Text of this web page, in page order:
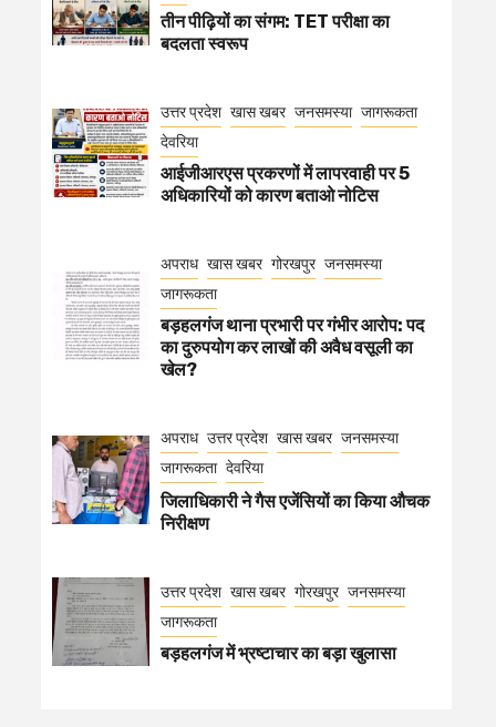
तीन पीढ़ियों का संगम: TET परीक्षा का
बदलता स्वरूप
उत्तर प्रदेश खास खबर जनसमस्या जागरूकता
देवरिया
आईजीआरएस प्रकरणों में लापरवाही पर 5
अधिकारियों को कारण बताओ नोटिस
अपराध खास खबर गोरखपुर जनसमस्या
जागरूकता
बड़हलगंज थाना प्रभारी पर गंभीर आरोप: पद
का दुरुपयोग कर लाखों की अवैध वसूली का
खेल?
अपराध उत्तर प्रदेश खास खबर जनसमस्या
जागरूकता देवरिया
जिलाधिकारी ने गैस एजेंसियों का किया औचक
निरीक्षण
उत्तर प्रदेश खास खबर गोरखपुर जनसमस्या
जागरूकता
बड़हलगंज में भ्रष्टाचार का बड़ा खुलासा